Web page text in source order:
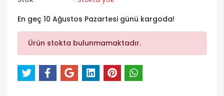
En geç 10 Ağustos Pazartesi günü kargoda!
Ürün stokta bulunmamaktadır.